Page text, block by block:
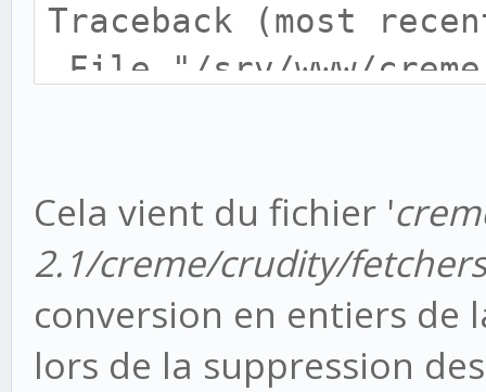
Traceback (most
File "/srv/www/
self._execute(job)
File "/srv/www/
2.1/creme/crudity/
_execute
Cela vient du fichier '
2.1/creme/crudity/
conversion en entiers de
lors de la suppression